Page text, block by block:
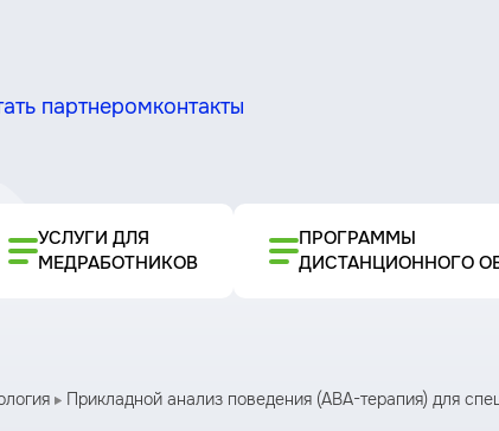
партнеромконтакты
УСЛУГИ ДЛЯ
МЕДРАБОТНИКОВ
ПРОГРАММЫ
ДИСТАНЦИОННОГО
Прикладной анализ поведения (АВА-терапия) для